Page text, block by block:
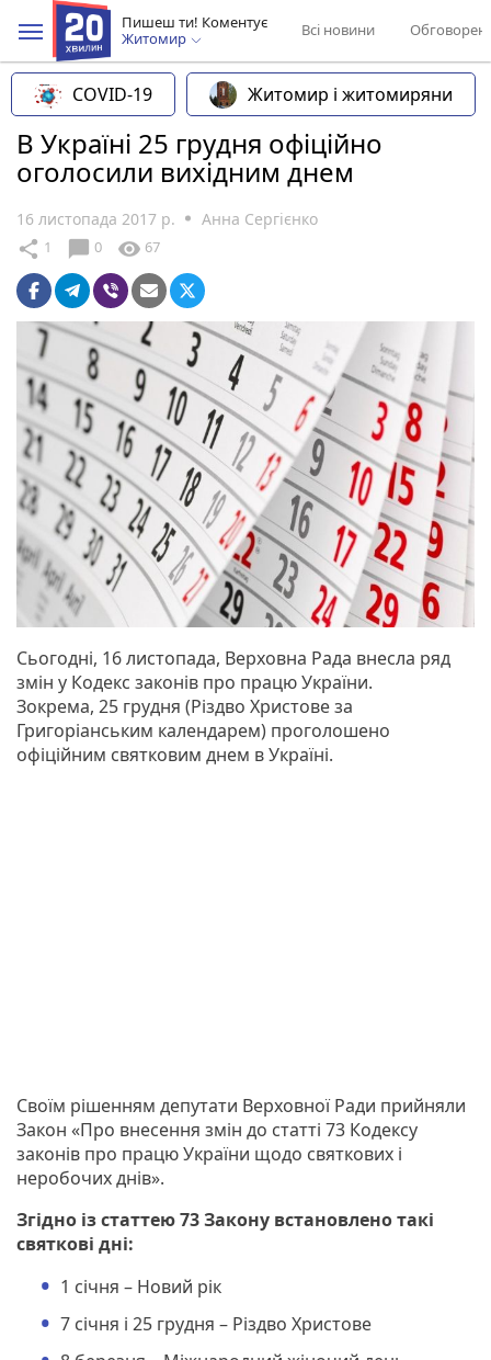
Пишеш ти! Коментує
Житомир
Всі новини
COVID-19 Житомир і житомиряни
В Україні 25 грудня офіційно
оголосили вихідним днем
16 листопада 2017 р. Анна Сергієнко
share 1 chat_bubble 0 visibility 67
Сьогодні, 16 листопада, Верховна Рада внесла ряд
змін у Кодекс законів про працю України.
Зокрема, 25 грудня (Різдво Христове за
Григоріанським календарем) проголошено
офіційним святковим днем в Україні.
Своїм рішенням депутати Верховної Ради прийняли
Закон «Про внесення змін до статті 73 Кодексу
законів про працю України щодо святкових і
неробочих днів».
Згідно із статтею 73 Закону встановлено такі
святкові дні:
1 січня – Новий рік
7 січня і 25 грудня – Різдво Христове